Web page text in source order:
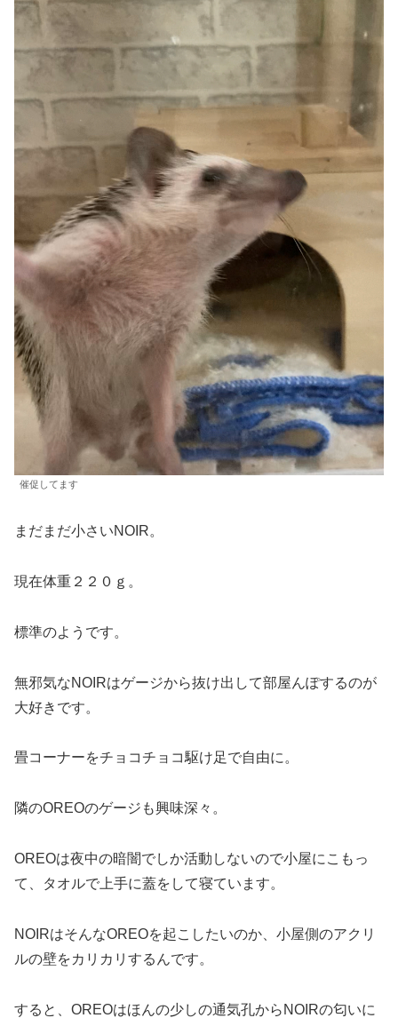
催促してます
まだまだ小さいNOIR。
現在体重２２０ｇ。
標準のようです。
無邪気なNOIRはゲージから抜け出して部屋んぽするのが
大好きです。
畳コーナーをチョコチョコ駆け足で自由に。
隣のOREOのゲージも興味深々。
OREOは夜中の暗闇でしか活動しないので小屋にこもっ
て、タオルで上手に蓋をして寝ています。
NOIRはそんなOREOを起こしたいのか、小屋側のアクリ
ルの壁をカリカリするんです。
すると、OREOはほんの少しの通気孔からNOIRの匂いに